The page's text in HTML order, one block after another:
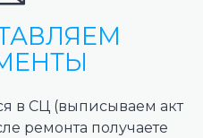
в СЦ (выписываем акт
ремонта получаете